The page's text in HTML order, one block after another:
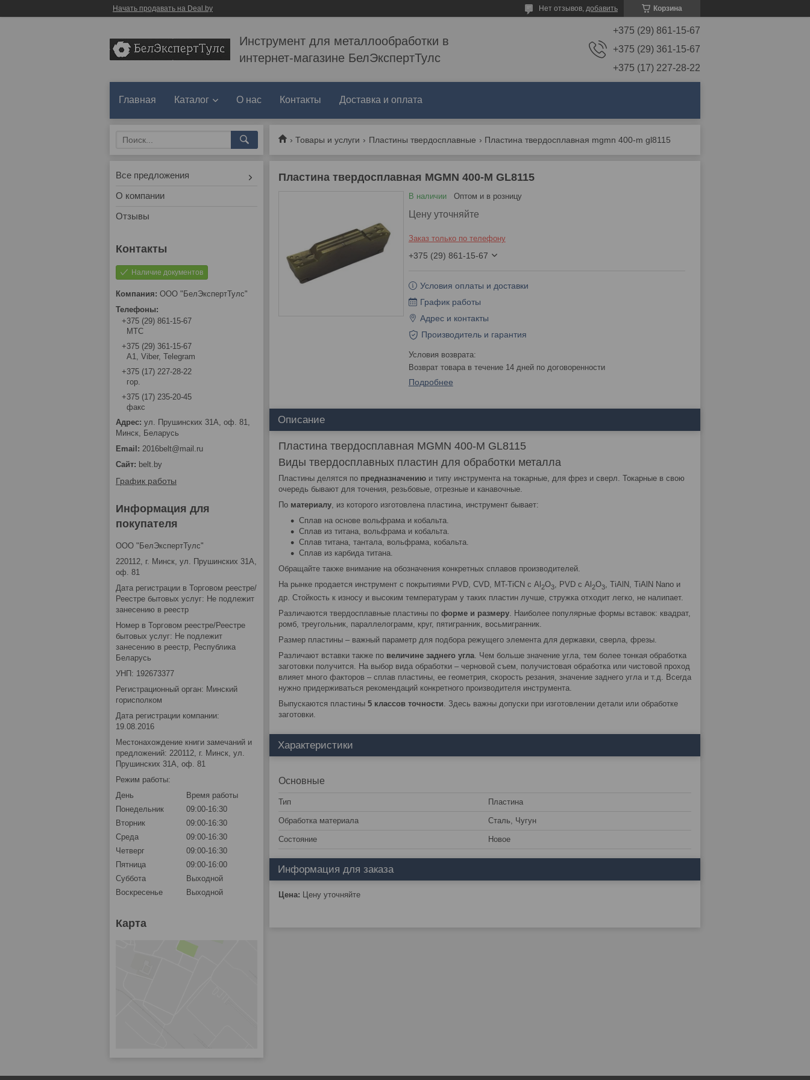
Начать продавать на Deal.by Корзина
Нет отзывов, добавить
Инструмент для металлообработки в
интернет-магазине БелЭкспертТулс
+375 (29) 861-15-67
+375 (29) 361-15-67
+375 (17) 227-28-22
Главная Каталог О нас Контакты Доставка и оплата
Товары и услуги Пластины твердосплавные Пластина твердосплавная mgmn 400-m gl8115
Пластина твердосплавная MGMN 400-M GL8115
В наличии Оптом и в розницу
Цену уточняйте
Заказ только по телефону
+375 (29) 861-15-67
Условия оплаты и доставки
График работы
Адрес и контакты
Производитель и гарантия
возврат товара в течение 14 дней по договоренности
Подробнее
Описание
Пластина твердосплавная MGMN 400-M GL8115
Виды твердосплавных пластин для обработки металла
Пластины делятся по предназначению и типу инструмента на токарные, для фрез и сверл. Токарные в свою
очередь бывают для точения, резьбовые, отрезные и канавочные.
По материалу, из которого изготовлена пластина, инструмент бывает:
Сплав на основе вольфрама и кобальта.
Сплав из титана, вольфрама и кобальта.
Сплав титана, тантала, вольфрама, кобальта.
Сплав из карбида титана.
Обращайте также внимание на обозначения конкретных сплавов производителей.
На рынке продается инструмент с покрытиями PVD, CVD, MT-TiCN с Al 2O3, PVD с Al 2O3, TiAlN, TiAlN Nano и
др. Стойкость к износу и высоким температурам у таких пластин лучше, стружка отходит легко, не налипает.
Различаются твердосплавные пластины по форме и размеру . Наиболее популярные формы вставок: квадрат,
ромб, треугольник, параллелограмм, круг, пятигранник, восьмигранник.
Размер пластины – важный параметр для подбора режущего элемента для державки, сверла, фрезы.
Различают вставки также по величине заднего угла . Чем больше значение угла, тем более тонкая обработка
заготовки получится. На выбор вида обработки – черновой съем, получистовая обработка или чистовой проход
влияет много факторов – сплав пластины, ее геометрия, скорость резания, значение заднего угла и т.д. Всегда
нужно придерживаться рекомендаций конкретного производителя инструмента.
Выпускаются пластины 5 классов точности . Здесь важны допуски при изготовлении детали или обработке
заготовки.
Характеристики
Основные
Тип Пластина
Обработка материала Сталь, Чугун
Состояние Новое
Информация для заказа
Цена: Цену уточняйте
Все предложения
О компании
Отзывы
Наличие документов
ООО "БелЭкспертТулс"
+375 (29) 861-15-67
МТС
+375 (29) 361-15-67
А1, Viber, Telegram
+375 (17) 227-28-22
гор.
+375 (17) 235-20-45
факс
ул. Прушинских 31А, оф. 81,
Минск, Беларусь
2016belt@mail.ru
belt.by
График работы
Информация для
покупателя
ООО "БелЭкспертТулс"
220112, г. Минск, ул. Прушинских 31А,
оф. 81
Дата регистрации в Торговом реестре/
Реестре бытовых услуг: Не подлежит
занесению в реестр
Номер в Торговом реестре/Реестре
бытовых услуг: Не подлежит
занесению в реестр, Республика
Беларусь
УНП: 192673377
Регистрационный орган: Минский
горисполком
Дата регистрации компании:
19.08.2016
Местонахождение книги замечаний и
предложений: 220112, г. Минск, ул.
Прушинских 31А, оф. 81
Режим работы:
День
Время работы
Понедельник
09:00-16:30
Вторник
09:00-16:30
Среда
09:00-16:30
Четверг
09:00-16:30
Пятница
09:00-16:00
Суббота
Выходной
Воскресенье
Выходной
Карта